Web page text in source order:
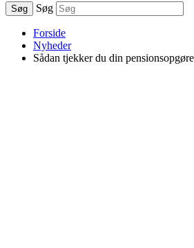
Søg Søg
Forside
Nyheder
Sådan tjekker du din